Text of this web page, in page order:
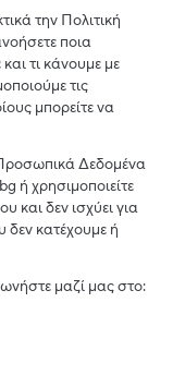
την Πολιτική
ποια
τι κάνουμε με
τις
μπορείτε να
Δεδομένα
ή χρησιμοποιείτε
και δεν ισχύει για
δεν κατέχουμε ή
μαζί μας στο: